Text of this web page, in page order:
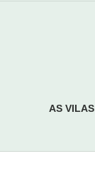
AS VILAS